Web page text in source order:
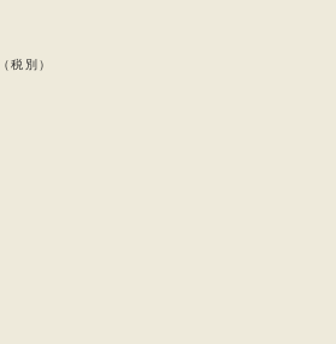
（税別）